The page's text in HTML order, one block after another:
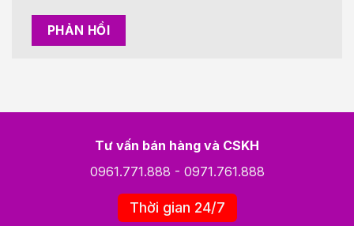
Tư vấn bán hàng và CSKH
0961.771.888 - 0971.761.888
Thời gian 24/7